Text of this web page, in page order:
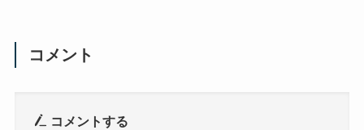
コメント
コメントする